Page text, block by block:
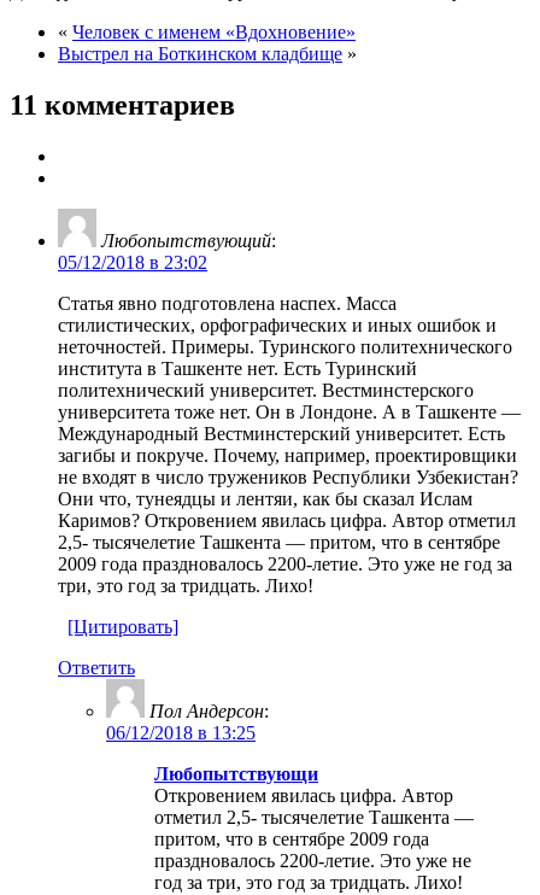
« Человек с именем «Вдохновение»
Выстрел на Боткинском кладбище »
11 комментариев
Любопытствующий:
05/12/2018 в 23:02
Статья явно подготовлена наспех. Масса
стилистических, орфографических и иных ошибок и
неточностей. Примеры. Туринского политехнического
института в Ташкенте нет. Есть Туринский
политехнический университет. Вестминстерского
университета тоже нет. Он в Лондоне. А в Ташкенте —
Международный Вестминстерский университет. Есть
загибы и покруче. Почему, например, проектировщики
не входят в число тружеников Республики Узбекистан?
Они что, тунеядцы и лентяи, как бы сказал Ислам
Каримов? Откровением явилась цифра. Автор отметил
2,5- тысячелетие Ташкента — притом, что в сентябре
2009 года праздновалось 2200-летие. Это уже не год за
три, это год за тридцать. Лихо!
[Цитировать]
Ответить
Пол Андерсон:
06/12/2018 в 13:25
Любопытствующи
Откровением явилась цифра. Автор
отметил 2,5- тысячелетие Ташкента —
притом, что в сентябре 2009 года
праздновалось 2200-летие. Это уже не
год за три, это год за тридцать. Лихо!